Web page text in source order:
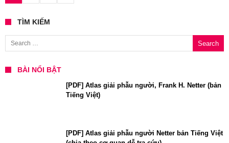
TÌM KIẾM
Search for:
BÀI NỔI BẬT
[PDF] Atlas giải phẫu người, Frank H. Netter (bản
Tiếng Việt)
[PDF] Atlas giải phẫu người Netter bản Tiếng Việt